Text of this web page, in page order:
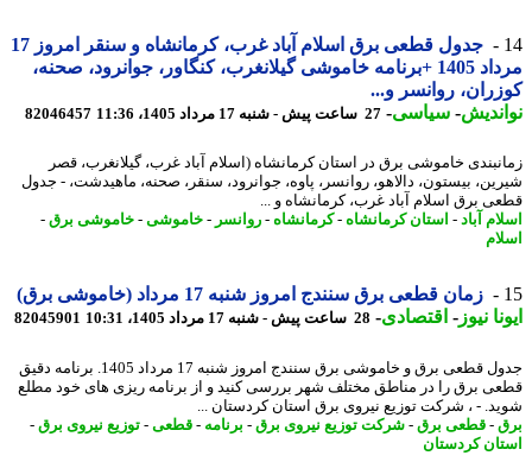
جدول قطعی برق اسلام آباد غرب، کرمانشاه و سنقر امروز 17
مرداد 1405 +برنامه خاموشی گیلانغرب، کنگاور، جوانرود، صحنه،
روانسر و...
-سیاسی-27 ساعت پیش - شنبه 17 مرداد 1405، 11:36 82046457
خاموشی برق در استان کرمانشاه (اسلام آباد غرب، گیلانغرب، قصر
بیستون، دالاهو، روانسر، پاوه، جوانرود، سنقر، صحنه، ماهیدشت، - جدول
برق اسلام آباد غرب، کرمانشاه و ...
آباد- استان کرمانشاه-کرمانشاه-روانسر -خاموشی-خاموشی برق -
زمان قطعی برق سنندج امروز شنبه 17 مرداد (خاموشی برق)
نیوز-اقتصادی-28 ساعت پیش - شنبه 17 مرداد 1405، 10:31 82045901
جدول قطعی برق و خاموشی برق سنندج امروز شنبه 17 مرداد 1405. برنامه دقیق
برق را در مناطق مختلف شهر بررسی کنید و از برنامه ریزی های خود مطلع
- ، شرکت توزیع نیروی برق استان کردستان ...
- قطعی برق - شرکت توزیع نیروی برق - برنامه -قطعی-توزیع نیروی برق -
کردستان